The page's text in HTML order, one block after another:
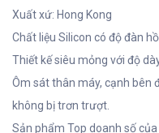
Xuất xứ: Hong Kong
Chất liệu Silicon có độ đàn
Thiết kế siêu mỏng với độ
Ôm sát thân máy, cạnh bên
không bị trơn trượt.
Sản phẩm Top doanh số của